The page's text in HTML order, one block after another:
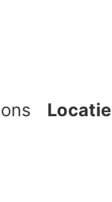
Locatie